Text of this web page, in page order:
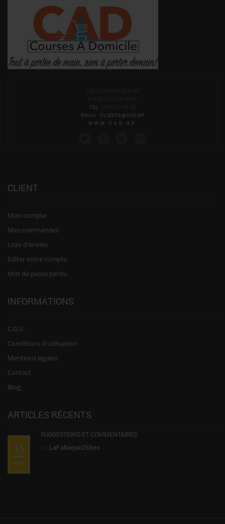
TEL
EMAIL
CLIENTS@CAD.GP
WWW.CAD.GP
CLIENT
Mon compte
Mes commandes
Liste d'envies
Editer votre compte
Mot de passe perdu
INFORMATIONS
C.G.V.
Conditions d'utilisation
Mentions légales
Contact
Blog
ARTICLES RÉCENTS
15
MAI
SUGGESTIONS ET COMMENTAIRES
LaFabrique2Sites